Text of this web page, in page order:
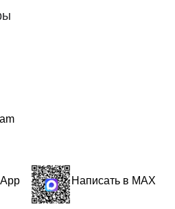
Написать в MAX